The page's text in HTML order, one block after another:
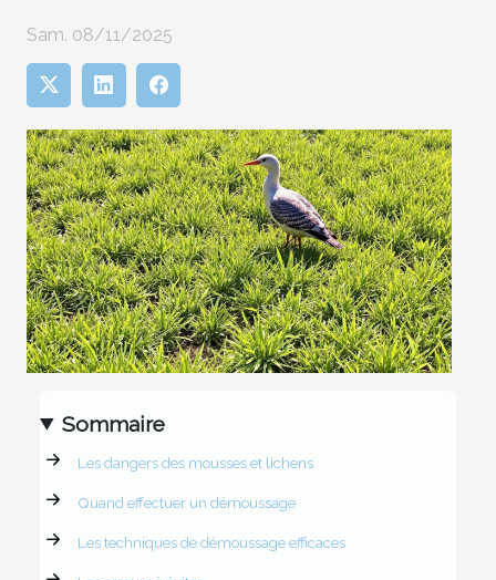
Sam. 08/11/2025
Sommaire
Les dangers des mousses et lichens
Quand effectuer un démoussage
Les techniques de démoussage efficaces